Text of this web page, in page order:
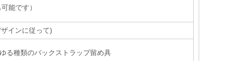
能です）
インに従って)
る種類のバックストラップ留め具